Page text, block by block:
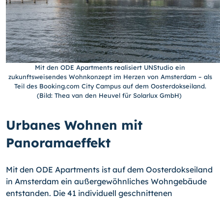
Mit den ODE Apartments realisiert UNStudio ein
zukunftsweisendes Wohnkonzept im Herzen von Amsterdam – als
Teil des Booking.com City Campus auf dem Oosterdokseiland.
(Bild: Thea van den Heuvel für Solarlux GmbH)
Urbanes Wohnen mit
Panoramaeffekt
Mit den ODE Apartments ist auf dem Oosterdokseiland
in Amsterdam ein außergewöhnliches Wohngebäude
entstanden. Die 41 individuell geschnittenen